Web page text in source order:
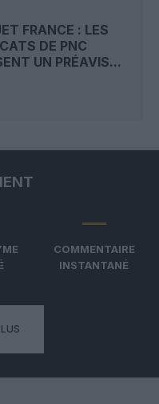
FRANCE : LES
DE PNC
UN PRÉAVIS...
COMMENTAIRE
INSTANTANÉ